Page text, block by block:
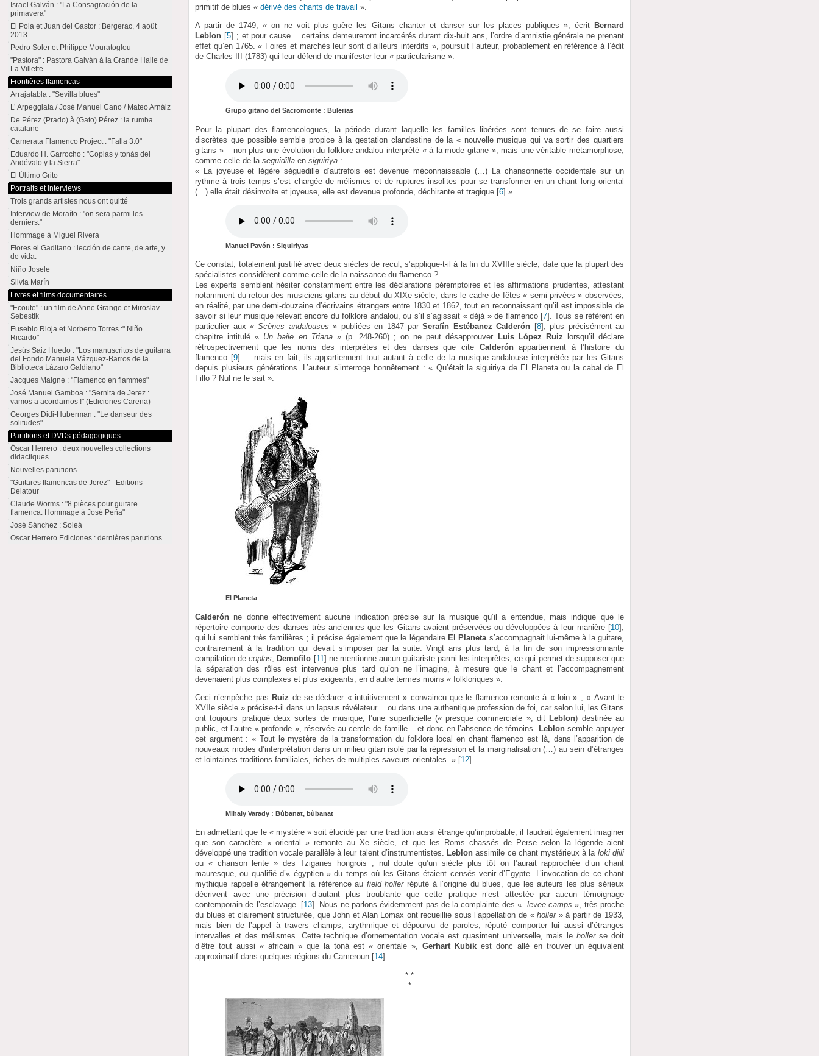
primitif de blues «dérivé des chants de travail ».
A partir de 1749, « on ne voit plus guère les Gitans chanter et danser sur les places publiques », écrit Bernard
Leblon [5] ; et pour cause… certains demeureront incarcérés durant dix-huit ans, l’ordre d’amnistie générale ne prenant
effet qu’en 1765. « Foires et marchés leur sont d’ailleurs interdits », poursuit l’auteur, probablement en référence à l’édit
de Charles III (1783) qui leur défend de manifester leur « particularisme ».
Grupo gitano del Sacromonte : Bulerias
Pour la plupart des flamencologues, la période durant laquelle les familles libérées sont tenues de se faire aussi
discrètes que possible semble propice à la gestation clandestine de la « nouvelle musique qui va sortir des quartiers
gitans » – non plus une évolution du folklore andalou interprété « à la mode gitane », mais une véritable métamorphose,
comme celle de laseguidilla ensiguiriya :
« La joyeuse et légère séguedille d’autrefois est devenue méconnaissable (…) La chansonnette occidentale sur un
rythme à trois temps s’est chargée de mélismes et de ruptures insolites pour se transformer en un chant long oriental
(…) elle était désinvolte et joyeuse, elle est devenue profonde, déchirante et tragique [6] ».
Manuel Pavón : Siguiriyas
Ce constat, totalement justifié avec deux siècles de recul, s’applique-t-il à la fin du XVIIIe siècle, date que la plupart des
spécialistes considèrent comme celle de la naissance du flamenco ?
Les experts semblent hésiter constamment entre les déclarations péremptoires et les affirmations prudentes, attestant
notamment du retour des musiciens gitans au début du XIXe siècle, dans le cadre de fêtes « semi privées » observées,
en réalité, par une demi-douzaine d’écrivains étrangers entre 1830 et 1862, tout en reconnaissant qu’il est impossible de
savoir si leur musique relevait encore du folklore andalou, ou s’il s’agissait « déjà » de flamenco[7] . Tous se réfèrent en
particulier aux «Scènes andalouses » publiées en 1847 parSerafín Estébanez Calderón [8] , plus précisément au
chapitre intitulé « Un baile en Triana» (p. 248-260) ; on ne peut désapprouver Luis López Ruiz lorsqu’il déclare
rétrospectivement que les noms des interprètes et des danses que citeCalderónappartiennent à l’histoire du
flamenco [9] .… mais en fait, ils appartiennent tout autant à celle de la musique andalouse interprétée par les Gitans
depuis plusieurs générations. L’auteur s’interroge honnêtement : « Qu’était la siguiriya de El Planeta ou la cabal de El
Fillo ? Nul ne le sait ».
El Planeta
Calderón ne donne effectivement aucune indication précise sur la musique qu’il a entendue, mais indique que le
répertoire comporte des danses très anciennes que les Gitans avaient préservées ou développées à leur manière[10]
qui lui semblent très familières ; il précise également que le légendaire El Planeta s’accompagnait lui-même à la guitare,
contrairement à la tradition qui devait s’imposer par la suite. Vingt ans plus tard, à la fin de son impressionnante
compilation decoplas ,Demofilo [11] ne mentionne aucun guitariste parmi les interprètes, ce qui permet de supposer que
la séparation des rôles est intervenue plus tard qu’on ne l’imagine, à mesure que le chant et l’accompagnement
devenaient plus complexes et plus exigeants, en d’autre termes moins « folkloriques ».
Ceci n’empêche pas Ruiz de se déclarer « intuitivement » convaincu que le flamenco remonte à « loin » ; « Avant le
XVIIe siècle » précise-t-il dans un lapsus révélateur… ou dans une authentique profession de foi, car selon lui, les Gitans
ont toujours pratiqué deux sortes de musique, l’une superficielle (« presque commerciale », dit Leblon) destinée au
public, et l’autre « profonde », réservée au cercle de famille – et donc en l’absence de témoins.
Leblonsemble appuyer
cet argument : « Tout le mystère de la transformation du folklore local en chant flamenco est là, dans l’apparition de
nouveaux modes d’interprétation dans un milieu gitan isolé par la répression et la marginalisation (…) au sein d’étranges
et lointaines traditions familiales, riches de multiples saveurs orientales. » [12]
Mihaly Varady : Bùbanat, bùbanat
En admettant que le « mystère » soit élucidé par une tradition aussi étrange qu’improbable, il faudrait également imaginer
que son caractère « oriental » remonte au Xe siècle, et que les Roms chassés de Perse selon la légende aient
développé une tradition vocale parallèle à leur talent d’instrumentistes. Leblon assimile ce chant mystérieux à la loki djili
ou « chanson lente » des Tziganes hongrois ; nul doute qu’un siècle plus tôt on l’aurait rapprochée d’un chant
mauresque, ou qualifié d’« égyptien » du temps où les Gitans étaient censés venir d’Egypte. L’invocation de ce chant
mythique rappelle étrangement la référence au field hollerréputé à l’origine du blues, que les auteurs les plus sérieux
décrivent avec une précision d’autant plus troublante que cette pratique n’est attestée par aucun témoignage
contemporain de l’esclavage. [13] . Nous ne parlons évidemment pas de la complainte des « levee camps », très proche
du blues et clairement structurée, que John et Alan Lomax ont recueillie sous l’appellation de «holler» à partir de 1933,
mais bien de l’appel à travers champs, arythmique et dépourvu de paroles, réputé comporter lui aussi d’étranges
intervalles et des mélismes. Cette technique d’ornementation vocale est quasiment universelle, mais lehollerse doit
d’être tout aussi « africain » que la toná est « orientale », Gerhart Kubikest donc allé en trouver un équivalent
approximatif dans quelques régions du Cameroun [14] .
* *
*
Israel Galván : "La Consagración de la
primavera"
El Pola et Juan del Gastor : Bergerac, 4 août
2013
Pedro Soler et Philippe Mouratoglou
"Pastora" : Pastora Galván à la Grande Halle de
La Villette
Frontières flamencas
Arrajatabla : "Sevilla blues"
L’ Arpeggiata / José Manuel Cano / Mateo Arnáiz
De Pérez (Prado) à (Gato) Pérez : la rumba
catalane
Camerata Flamenco Project : "Falla 3.0"
Eduardo H. Garrocho : "Coplas y tonás del
Andévalo y la Sierra"
El Último Grito
Portraits et interviews
Trois grands artistes nous ont quitté
Interview de Moraíto : "on sera parmi les
derniers."
Hommage à Miguel Rivera
Flores el Gaditano : lección de cante, de arte, y
de vida.
Niño Josele
Silvia Marín
Livres et films documentaires
"Ecoute" : un film de Anne Grange et Miroslav
Sebestik
Eusebio Rioja et Norberto Torres :" Niño
Ricardo"
Jesús Saiz Huedo : "Los manuscritos de guitarra
del Fondo Manuela Vázquez-Barros de la
Biblioteca Lázaro Galdiano"
Jacques Maigne : "Flamenco en flammes"
José Manuel Gamboa : "Sernita de Jerez :
vamos a acordarnos !" (Ediciones Carena)
Georges Didi-Huberman : "Le danseur des
solitudes"
Partitions et DVDs pédagogiques
Óscar Herrero : deux nouvelles collections
didactiques
Nouvelles parutions
"Guitares flamencas de Jerez" - Editions
Delatour
Claude Worms : "8 pièces pour guitare
flamenca. Hommage à José Peña"
José Sánchez : Soleá
Oscar Herrero Ediciones : dernières parutions.